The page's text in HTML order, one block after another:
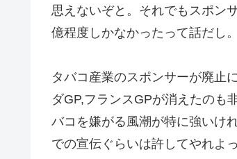
思えないぞと。それでもスポン
億程度しかなかったって話だし。
タバコ産業のスポンサーが廃止
ダGP,フランスGPが消えたのも
バコを嫌がる風潮が特に強いけ
での宣伝ぐらいは許してやれよ